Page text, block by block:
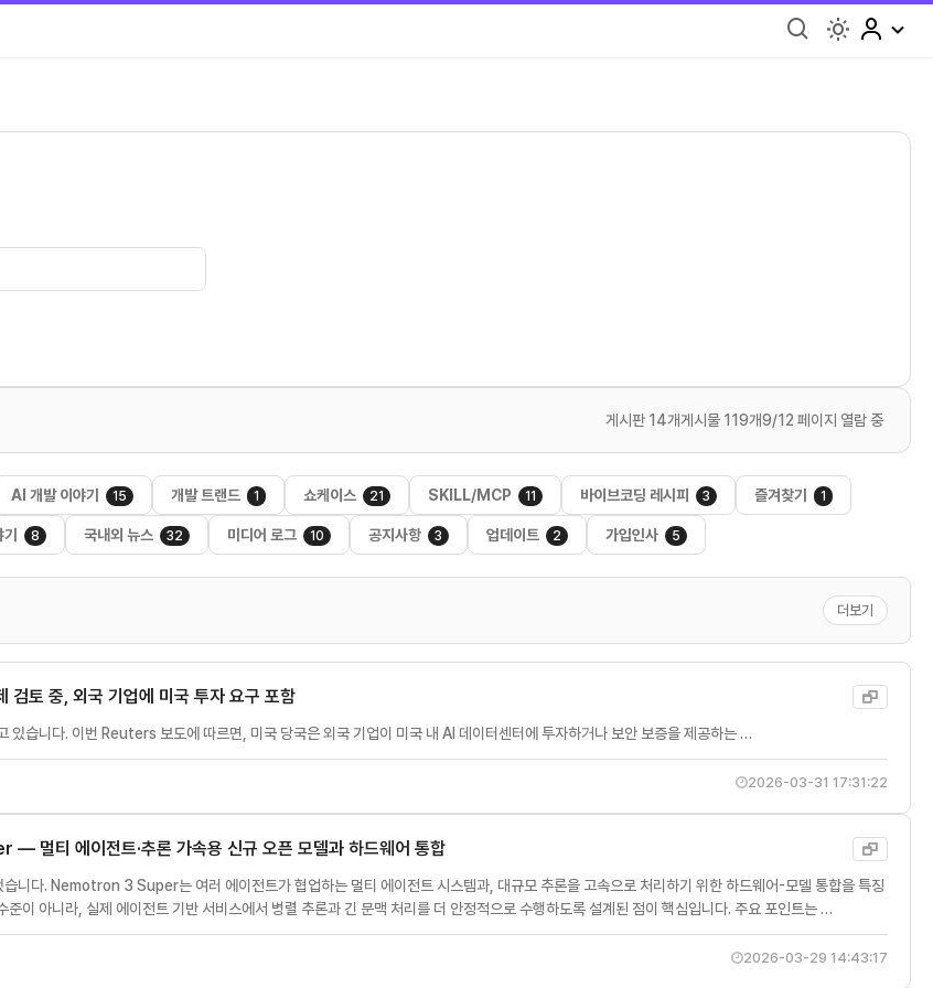
게시판 14개게시물 119개9/12 페이지 열람 중
AI 개발 이야기 15 개발 트랜드 1 쇼케이스 21 SKILL/MCP 11 바이브코딩 레시피 3 즐겨찾기 1
8 국내외 뉴스 32 미디어 로그 10 공지사항 3 업데이트 2 가입인사 5
더보기
검토 중, 외국 기업에 미국 투자 요구 포함
있습니다. 이번 Reuters 보도에 따르면, 미국 당국은 외국 기업이 미국 내 AI 데이터센터에 투자하거나 보안 보증을 제공하는 …
2026-03-31 17:31:22
티 에이전트·추론 가속용 신규 오픈 모델과 하드웨어 통합
다. Nemotron 3 Super는 여러 에이전트가 협업하는 멀티 에이전트 시스템과, 대규모 추론을 고속으로 처리하기 위한 하드웨어-모델 통합을 특징
준이 아니라, 실제 에이전트 기반 서비스에서 병렬 추론과 긴 문맥 처리를 더 안정적으로 수행하도록 설계된 점이 핵심입니다. 주요 포인트는 …
2026-03-29 14:43:17